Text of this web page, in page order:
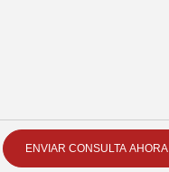
ENVIAR CONSULTA AHORA